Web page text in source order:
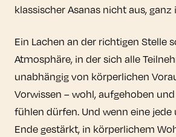
klassischer Asanas nicht aus,
Ein Lachen an der richtigen Stelle
Atmosphäre, in der sich alle
unabhängig von körperlichen
Vorwissen – wohl, aufgehoben
fühlen dürfen. Und wenn eine jede
Ende gestärkt, in körperlichem